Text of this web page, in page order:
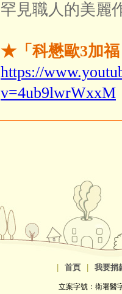
罕見職人的美麗
★「科懋歐3加
https://
v=4ub9lwrWxxM
首頁 我要捐
立案字號：衛署醫